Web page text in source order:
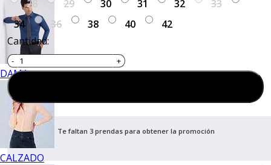
DAMA
CALZADO
28
29 30 31 32
33
34
36 38 40
42
Cantidad:
Te faltan 3 prendas para obtener la promoción